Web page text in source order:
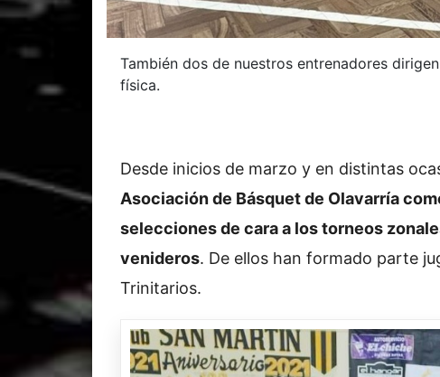
También dos de nuestros entrenadores
física.
Desde inicios de marzo y en distintas
Asociación de Básquet de Olavarría
selecciones de cara a los torneos
venideros. De ellos han formado parte
Trinitarios.